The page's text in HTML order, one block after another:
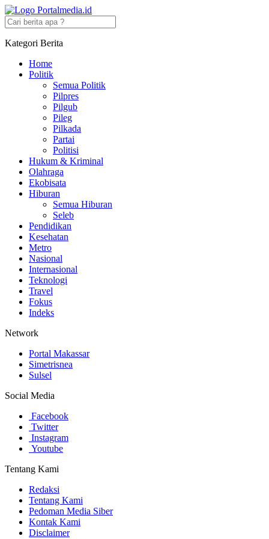
Kategori Berita
Home
Politik
Semua Politik
Pilpres
Pilgub
Pileg
Pilkada
Partai
Politisi
Hukum & Kriminal
Olahraga
Ekobisata
Hiburan
Semua Hiburan
Seleb
Pendidikan
Kesehatan
Metro
Nasional
Internasional
Teknologi
Travel
Fokus
Indeks
Network
Portal Makassar
Simetrisnea
Sulsel
Social Media
Facebook
Twitter
Instagram
Youtube
Tentang Kami
Redaksi
Tentang Kami
Pedoman Media Siber
Kontak Kami
Disclaimer